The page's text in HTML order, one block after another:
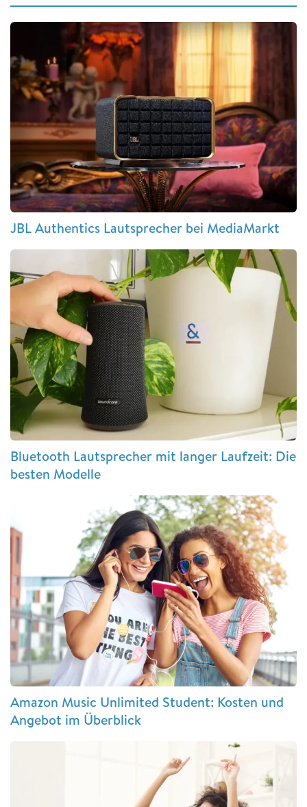
JBL Authentics Lautsprecher bei MediaMarkt
Bluetooth Lautsprecher mit langer Laufzeit: Die
besten Modelle
Amazon Music Unlimited Student: Kosten und
Angebot im Überblick